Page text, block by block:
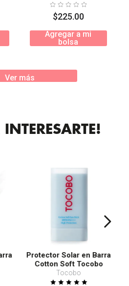
$225.00
Agregar a mi
bolsa
Ver más
Protector Solar en Barra
Cotton Soft Tocobo
SPF50+ PA++++
Tocobo